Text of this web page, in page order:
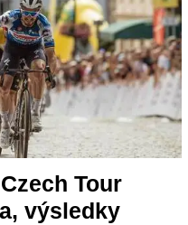
Tour
výsledky